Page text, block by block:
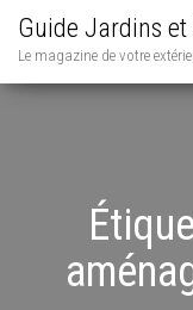
Guide Jardins et
Le magazine de votre